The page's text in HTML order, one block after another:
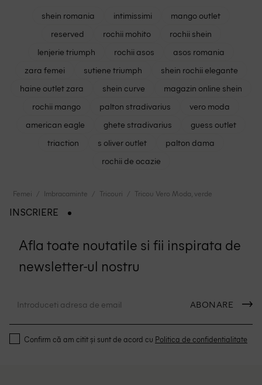
shein romania intimissimi
mango outlet
reserved
rochii mohito
rochii shein
lenjerie triumph
rochii asos
asos romania
zara femei
sutiene triumph
shein rochii elegante
haine outlet zara
shein curve
magazin online shein
rochii mango
palton stradivarius
vero moda
american eagle
ghete stradivarius
guess outlet
triaction
s oliver outlet
palton dama
rochii de ocazie
Femei Imbracaminte Tricouri Tricou Vero Moda, verde
INSCRIERE
Afla toate noutatile si fii inspirata de
newsletter-ul nostru
ABONARE
Confirm că am citit și sunt de acord cu Politica de confidentialitate